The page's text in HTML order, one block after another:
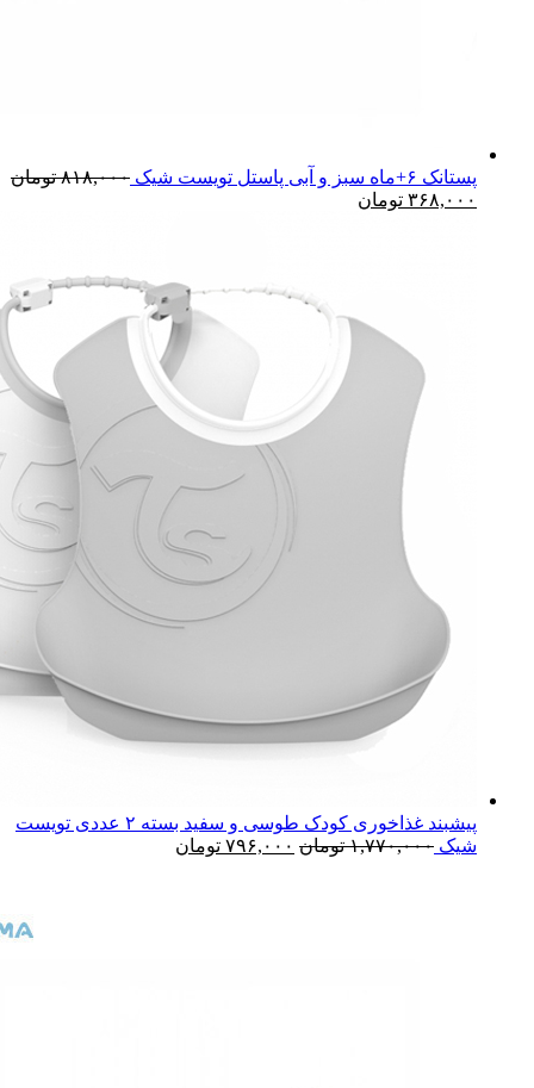
پستانک ۶+ماه سبز و آبی پاستل تویست شیک ۸۱۸,۰۰۰ تومان
۳۶۸,۰۰۰ تومان
پیشبند غذاخوری کودک طوسی و سفید بسته ۲ عددی تویست
شیک ۱,۷۷۰,۰۰۰ تومان ۷۹۶,۰۰۰ تومان